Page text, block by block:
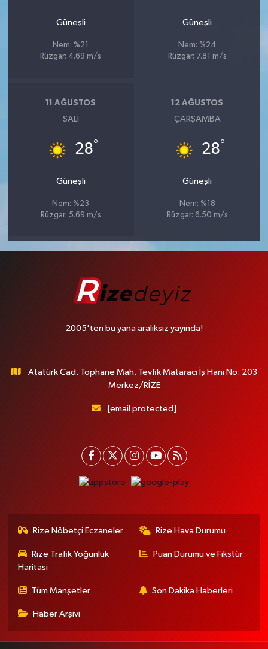
Güneşli
Nem: %21
Rüzgar: 4.69 m/s
Güneşli
Nem: %24
Rüzgar: 7.81 m/s
11 AĞUSTOS
SALI
28°
Güneşli
Nem: %23
Rüzgar: 5.69 m/s
12 AĞUSTOS
ÇARŞAMBA
28°
Güneşli
Nem: %18
Rüzgar: 6.50 m/s
2005'ten bu yana aralıksız yayında!
Atatürk Cad. Tophane Mah. Tevfik Mataracı İş Hanı No: 203
Merkez/RİZE
[email protected]
Rize Nöbetçi Eczaneler Rize Hava Durumu
Rize Trafik Yoğunluk
Haritası
Puan Durumu ve Fikstür
Tüm Manşetler Son Dakika Haberleri
Haber Arşivi